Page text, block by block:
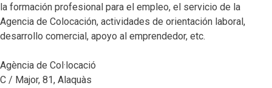
la formación profesional para el empleo, el servicio de la
Agencia de Colocación, actividades de orientación laboral,
desarrollo comercial, apoyo al emprendedor, etc.
Agència de Col·locació
C / Major, 81, Alaquàs